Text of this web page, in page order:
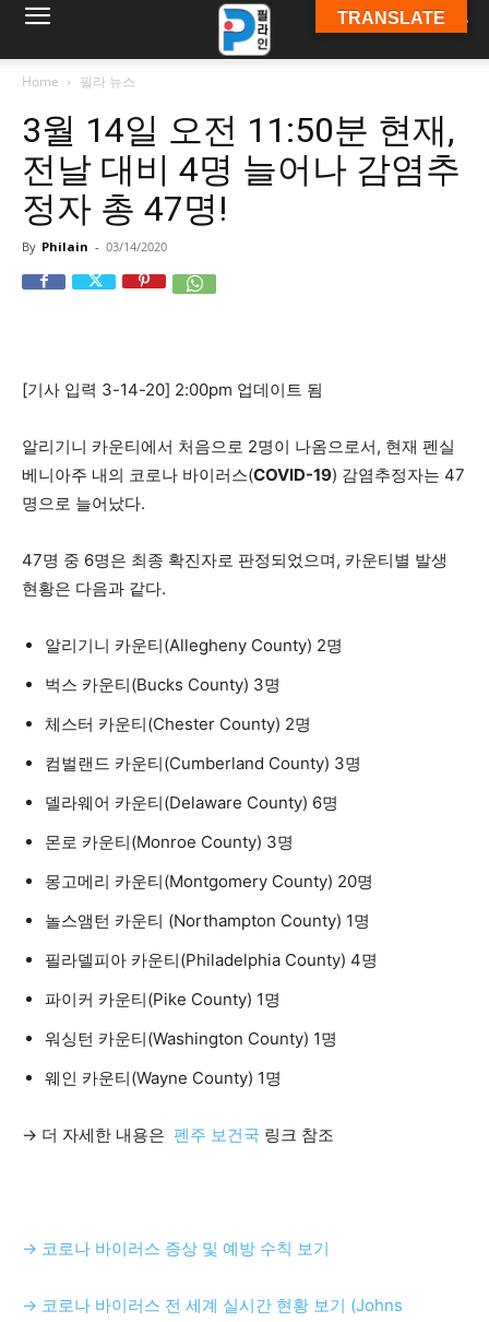
Home 필라 뉴스
3월 14일 오전 11:50분 현재,
전날 대비 4명 늘어나 감염추
정자 총 47명!
By Philain - 03/14/2020
[기사 입력 3-14-20] 2:00pm 업데이트 됨
알리기니 카운티에서 처음으로 2명이 나옴으로서, 현재 펜실
베니아주 내의 코로나 바이러스(COVID-19) 감염추정자는 47
명으로 늘어났다.
47명 중 6명은 최종 확진자로 판정되었으며, 카운티별 발생
현황은 다음과 같다.
알리기니 카운티(Allegheny County) 2명
벅스 카운티(Bucks County) 3명
체스터 카운티(Chester County) 2명
컴벌랜드 카운티(Cumberland County) 3명
델라웨어 카운티(Delaware County) 6명
몬로 카운티(Monroe County) 3명
몽고메리 카운티(Montgomery County) 20명
놀스앰턴 카운티 (Northampton County) 1명
필라델피아 카운티(Philadelphia County) 4명
파이커 카운티(Pike County) 1명
워싱턴 카운티(Washington County) 1명
웨인 카운티(Wayne County) 1명
→ 더 자세한 내용은 펜주 보건국 링크 참조
→ 코로나 바이러스 증상 및 예방 수칙 보기
→ 코로나 바이러스 전 세계 실시간 현황 보기 (Johns
TRANSLATE